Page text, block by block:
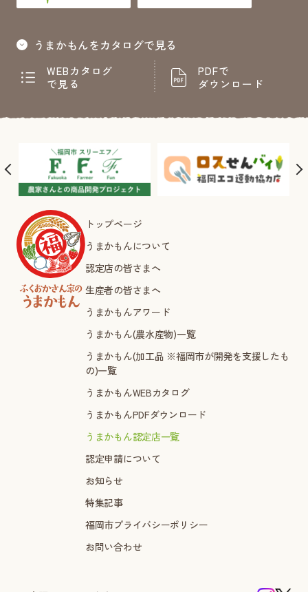
うまかもんをカタログで見る
WEBカタログ
で見る
PDFで
ダウンロード
トップページ
うまかもんについて
認定店の皆さまへ
生産者の皆さまへ
うまかもんアワード
うまかもん(農水産物)一覧
うまかもん(加工品 ※福岡市が開発を支援したも
の)一覧
うまかもんWEBカタログ
うまかもんPDFダウンロード
うまかもん認定店一覧
認定申請について
お知らせ
特集記事
福岡市プライバシーポリシー
お問い合わせ